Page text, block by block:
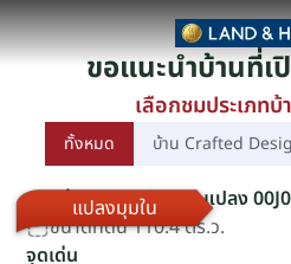
MANTANA 100+ กาญจนาฯ - บางบ
ขอแนะนำบ้านที่
เลือกชมประเภท
ทั้งหมด บ้าน Crafted
แปลงมุมใน
แบบบ้าน Be Relaxed แปลง
ขนาดที่ดิน 110.4 ตร.ว.
จุดเด่น